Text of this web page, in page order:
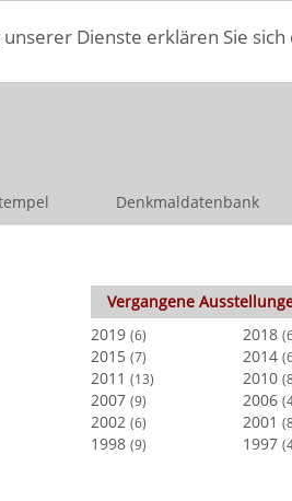
Dienste erklären Sie
Denkmaldatenbank
Vergangene
2019 (6) 2018
2015 (7) 2014
2011 (13) 2010
2007 (9) 2006
2002 (6) 2001
1998 (9) 1997